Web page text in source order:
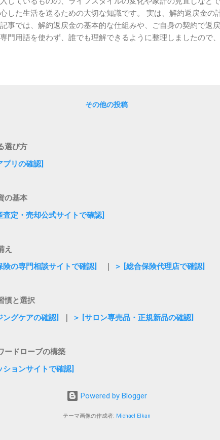
した生活を送るための大切な知識です。 実は、解約返戻金の
事では、解約返戻金の基本的な仕組みや、ご自身の契約で返
門用語を使わず、誰でも理解できるように整理しましたので
ってくるわけではなく、保険の種類や加入期間によって金額
がこちらに該当します。 返戻金の額を左右する要因 返戻金は
料を払い終えるタイプの方が、長期間支払うタイプよりも早
ング： 保険料を払い終える前であれば、返戻金は少額である
す。 解約返戻金の計算方法：知っておくべき仕組み 解約返戻
雑な計算式で算出されます。しかし、その計算の背景にある
と、解約返戻金に充てる分を分けて管理しています。 積立部
その他の投稿
選び方
プリの確認]
の基本
査定・売却公式サイトで確認]
え
険の専門相談サイトで確認] ＞ [総合保険代理店で確認]
慣と選択
ングケアの確認] ＞ [サロン専売品・正規新品の確認]
ードローブの構築
ションサイトで確認]
Powered by Blogger
テーマ画像の作成者: Michael Elkan